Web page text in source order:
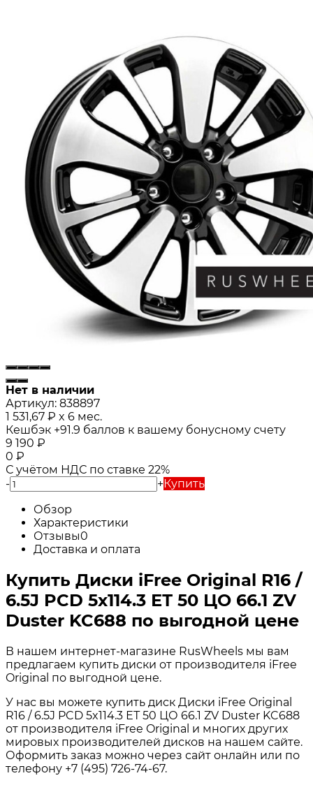
Нет в наличии
Артикул: 838897
1 531,67 ₽ x 6 мес.
Кешбэк +91.9 баллов к вашему бонусному счету
9 190 ₽
0 ₽
С учётом НДС по ставке 22%
-
+Купить
Обзор
Характеристики
Отзывы0
Доставка и оплата
Купить Диски iFree Original R16 /
6.5J PCD 5x114.3 ЕТ 50 ЦО 66.1 ZV
Duster KC688 по выгодной цене
В нашем интернет-магазине RusWheels мы вам
предлагаем купить диски от производителя iFree
Original по выгодной цене.
У нас вы можете купить диск Диски iFree Original
R16 / 6.5J PCD 5x114.3 ЕТ 50 ЦО 66.1 ZV Duster KC688
от производителя iFree Original и многих других
мировых производителей дисков на нашем сайте.
Оформить заказ можно через сайт онлайн или по
телефону +7 (495) 726-74-67.